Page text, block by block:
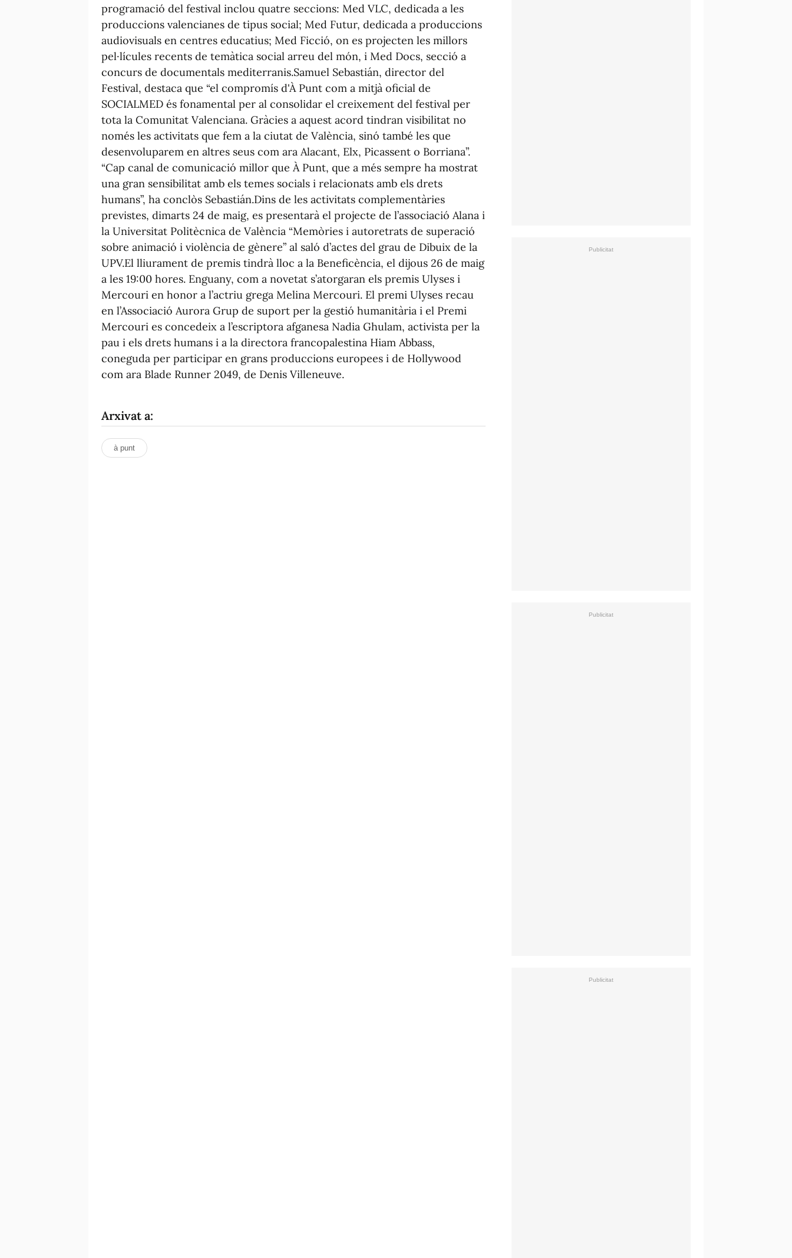
programació del festival inclou quatre seccions: Med VLC, dedicada a les
produccions valencianes de tipus social; Med Futur, dedicada a produccions
audiovisuals en centres educatius; Med Ficció, on es projecten les millors
pel·lícules recents de temàtica social arreu del món, i Med Docs, secció a
concurs de documentals mediterranis.Samuel Sebastián, director del
Festival, destaca que “el compromís d'À Punt com a mitjà oficial de
SOCIALMED és fonamental per al consolidar el creixement del festival per
tota la Comunitat Valenciana. Gràcies a aquest acord tindran visibilitat no
només les activitats que fem a la ciutat de València, sinó també les que
desenvoluparem en altres seus com ara Alacant, Elx, Picassent o Borriana”.
“Cap canal de comunicació millor que À Punt, que a més sempre ha mostrat
una gran sensibilitat amb els temes socials i relacionats amb els drets
humans”, ha conclòs Sebastián.Dins de les activitats complementàries
previstes, dimarts 24 de maig, es presentarà el projecte de l’associació Alana i
la Universitat Politècnica de València “Memòries i autoretrats de superació
sobre animació i violència de gènere” al saló d’actes del grau de Dibuix de la
UPV.El lliurament de premis tindrà lloc a la Beneficència, el dijous 26 de maig
a les 19:00 hores. Enguany, com a novetat s’atorgaran els premis Ulyses i
Mercouri en honor a l’actriu grega Melina Mercouri. El premi Ulyses recau
en l’Associació Aurora Grup de suport per la gestió humanitària i el Premi
Mercouri es concedeix a l’escriptora afganesa Nadia Ghulam, activista per la
pau i els drets humans i a la directora francopalestina Hiam Abbass,
coneguda per participar en grans produccions europees i de Hollywood
com ara Blade Runner 2049, de Denis Villeneuve.
Arxivat a:
à punt